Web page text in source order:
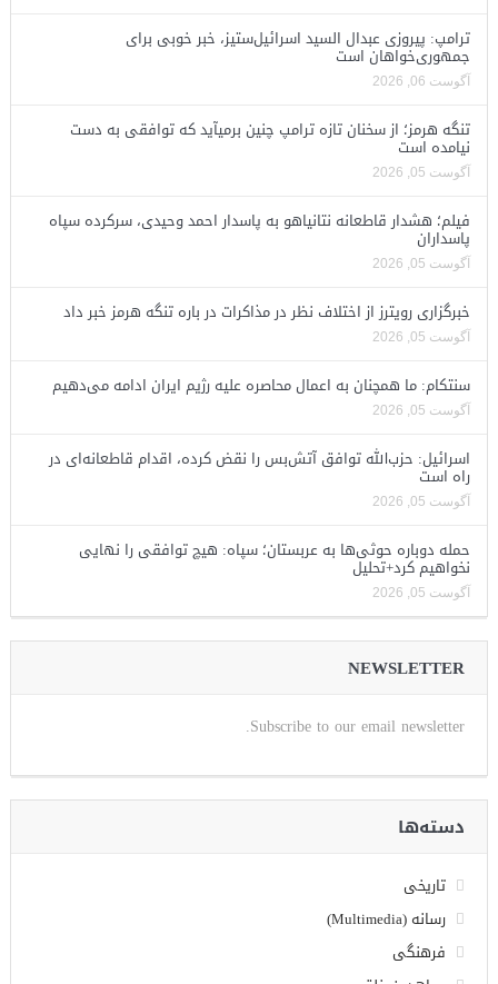
ترامپ: پیروزی عبدال السید اسرائیل‌ستیز، خبر خوبی برای
جمهوری‌خواهان است
آگوست 06, 2026
تنگه هرمز؛ از سخنان تازه ترامپ چنین برمیآید که توافقی به دست
نیامده است
آگوست 05, 2026
فیلم؛ هشدار قاطعانه نتانیاهو به پاسدار احمد وحیدی، سرکرده سپاه
پاسداران
آگوست 05, 2026
خبرگزاری رویترز از اختلاف نظر در مذاکرات در باره تنگه هرمز خبر داد
آگوست 05, 2026
سنتکام: ما همچنان به اعمال محاصره علیه رژیم ایران ادامه می‌دهیم
آگوست 05, 2026
اسرائیل: حزب‌الله توافق آتش‌بس را نقض کرده، اقدام قاطعانه‌ای در
راه است
آگوست 05, 2026
حمله دوباره حوثی‌ها به عربستان؛ سپاه: هیچ توافقی را نهایی
نخواهیم کرد+تحلیل
آگوست 05, 2026
NEWSLETTER
Subscribe to our email newsletter.
دسته‌ها
تاریخی
رسانه (Multimedia)
فرهنگی